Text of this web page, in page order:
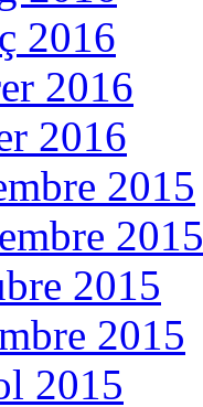
2016
2016
2016
2015
2015
2015
2015
2015